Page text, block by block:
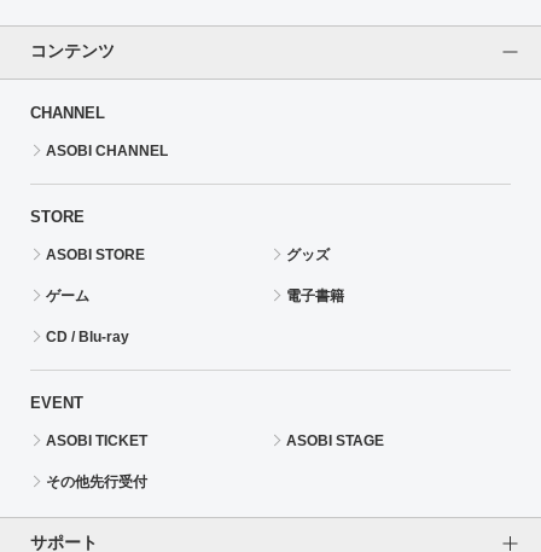
コンテンツ
CHANNEL
ASOBI CHANNEL
STORE
ASOBI STORE グッズ
ゲーム 電子書籍
CD / Blu-ray
EVENT
ASOBI TICKET ASOBI STAGE
その他先行受付
サポート